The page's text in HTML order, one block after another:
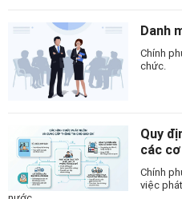
Danh
Chính
chức.
Quy
các
Chính
việc